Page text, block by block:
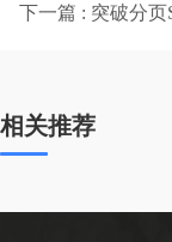
相关推荐